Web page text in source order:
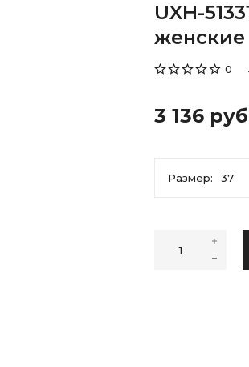
UXH-
женские
0
3 136
Размер: 37